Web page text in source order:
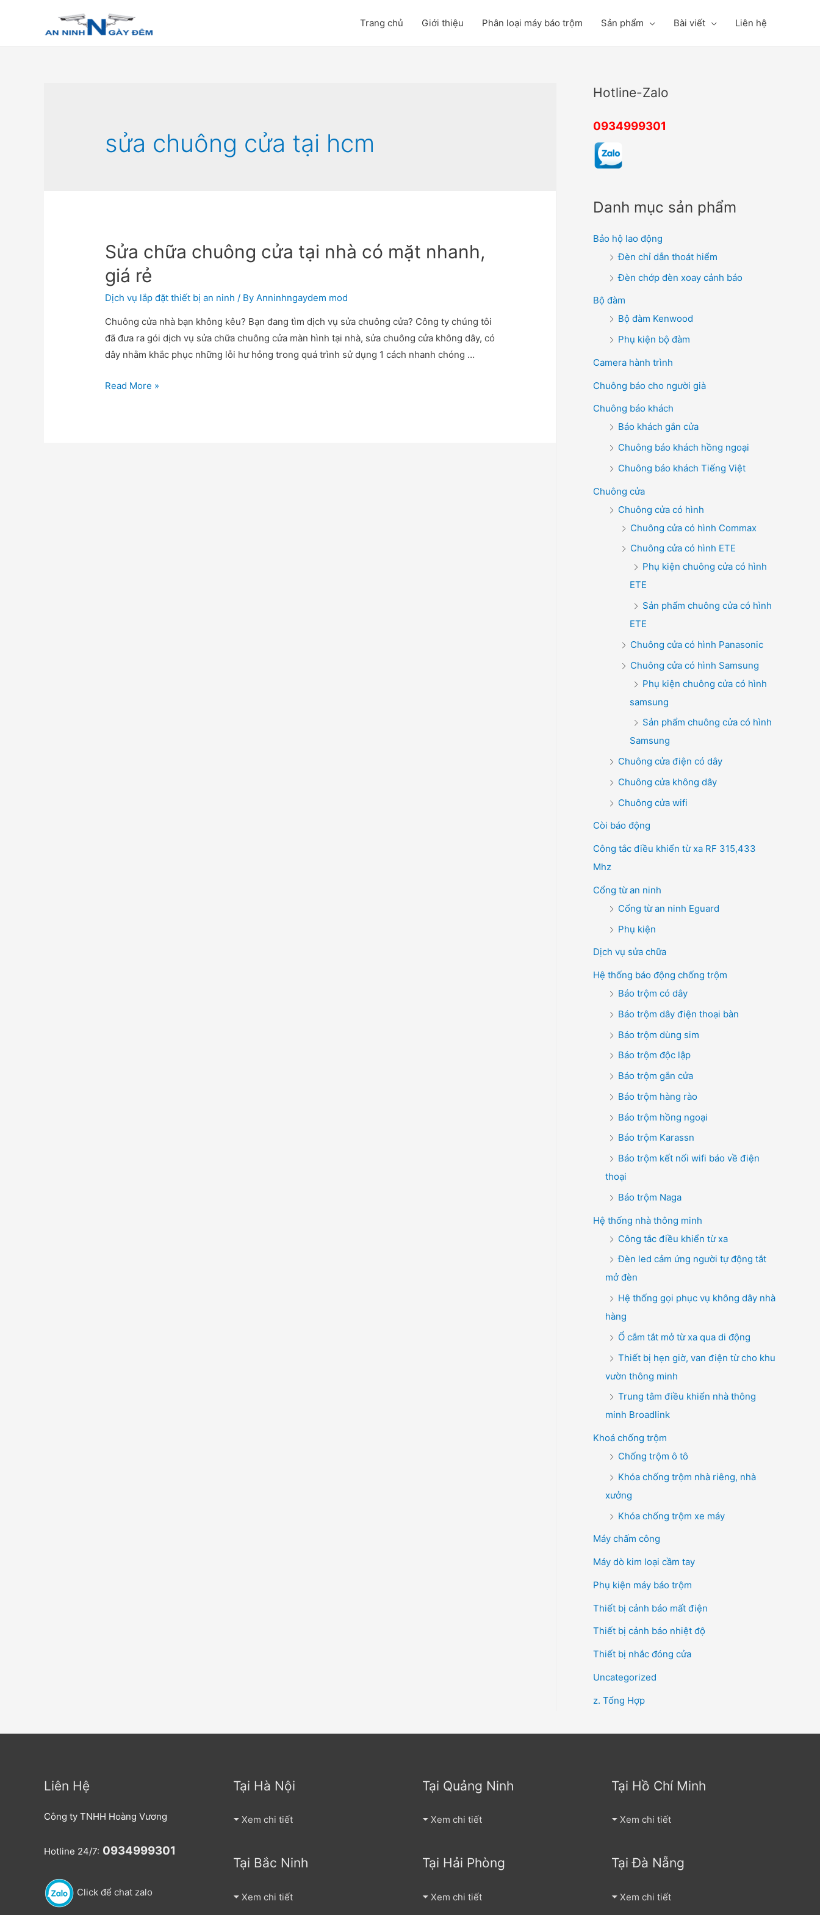
Trang chủ Giới thiệu Phân loại máy báo trộm Sản phẩm Bài viết Liên hệ
sửa chuông cửa tại hcm
Sửa chữa chuông cửa tại nhà có mặt nhanh,
giá rẻ
Dịch vụ lắp đặt thiết bị an ninh / ByAnninhngaydem mod
Chuông cửa nhà bạn không kêu? Bạn đang tìm dịch vụ sửa chuông cửa? Công ty chúng tôi
đã đưa ra gói dịch vụ sửa chữa chuông cửa màn hình tại nhà, sửa chuông cửa không dây, có
dây nhằm khắc phục những lỗi hư hỏng trong quá trình sử dụng 1 cách nhanh chóng …
Sửa
Read More »
Hotline-Zalo
0934999301
Danh mục sản phẩm
Bảo hộ lao động
Đèn chỉ dẫn thoát hiểm
Đèn chớp đèn xoay cảnh báo
Bộ đàm
Bộ đàm Kenwood
Phụ kiện bộ đàm
Camera hành trình
Chuông báo cho người già
Chuông báo khách
Báo khách gắn cửa
Chuông báo khách hồng ngoại
Chuông báo khách Tiếng Việt
Chuông cửa
Chuông cửa có hình
Chuông cửa có hình Commax
Chuông cửa có hình ETE
Phụ kiện chuông cửa có hình
ETE
Sản phẩm chuông cửa có hình
ETE
Chuông cửa có hình Panasonic
Chuông cửa có hình Samsung
Phụ kiện chuông cửa có hình
samsung
Sản phẩm chuông cửa có hình
Samsung
Chuông cửa điện có dây
Chuông cửa không dây
Chuông cửa wifi
Còi báo động
Công tắc điều khiển từ xa RF 315,433
Mhz
Cổng từ an ninh
Cổng từ an ninh Eguard
Phụ kiện
Dịch vụ sửa chữa
Hệ thống báo động chống trộm
Báo trộm có dây
Báo trộm dây điện thoại bàn
Báo trộm dùng sim
Báo trộm độc lập
Báo trộm gắn cửa
Báo trộm hàng rào
Báo trộm hồng ngoại
Báo trộm Karassn
Báo trộm kết nối wifi báo về điện
thoại
Báo trộm Naga
Hệ thống nhà thông minh
Công tắc điều khiển từ xa
Đèn led cảm ứng người tự động tắt
mở đèn
Hệ thống gọi phục vụ không dây nhà
hàng
Ổ cắm tắt mở từ xa qua di động
Thiết bị hẹn giờ, van điện từ cho khu
vườn thông minh
Trung tâm điều khiển nhà thông
minh Broadlink
Khoá chống trộm
Chống trộm ô tô
Khóa chống trộm nhà riêng, nhà
xưởng
Khóa chống trộm xe máy
Máy chấm công
Máy dò kim loại cầm tay
Phụ kiện máy báo trộm
Thiết bị cảnh báo mất điện
Thiết bị cảnh báo nhiệt độ
Thiết bị nhắc đóng cửa
Uncategorized
z. Tổng Hợp
Liên Hệ
Công ty TNHH Hoàng Vương
Hotline 24/7: 0934999301
Click để chat zalo
Tại Hà Nội
Xem chi tiết
Tại Bắc Ninh
Xem chi tiết
Tại Quảng Ninh
Xem chi tiết
Tại Hải Phòng
Xem chi tiết
Tại Hồ Chí Minh
Xem chi tiết
Tại Đà Nẵng
Xem chi tiết